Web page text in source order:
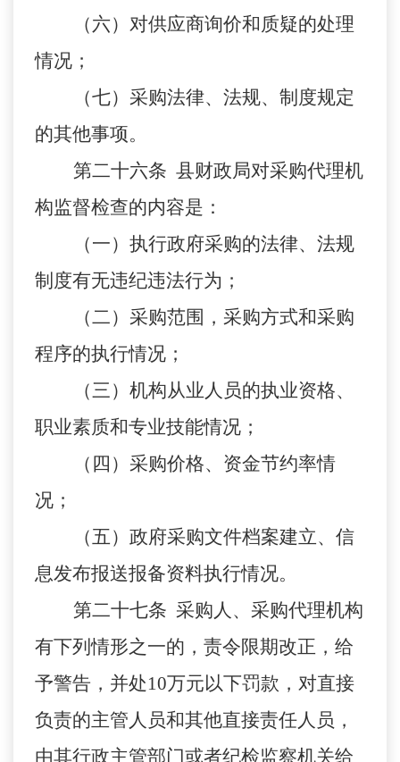
（六）对供应商询价和质疑的处理
情况；
（七）采购法律、法规、制度规定
的其他事项。
第二十六条 县财政局对采购代理机
构监督检查的内容是：
（一）执行政府采购的法律、法规
制度有无违纪违法行为；
（二）采购范围，采购方式和采购
程序的执行情况；
（三）机构从业人员的执业资格、
职业素质和专业技能情况；
（四）采购价格、资金节约率情
况；
（五）政府采购文件档案建立、信
息发布报送报备资料执行情况。
第二十七条 采购人、采购代理机构
有下列情形之一的，责令限期改正，给
予警告，并处10万元以下罚款，对直接
负责的主管人员和其他直接责任人员，
由其行政主管部门或者纪检监察机关给